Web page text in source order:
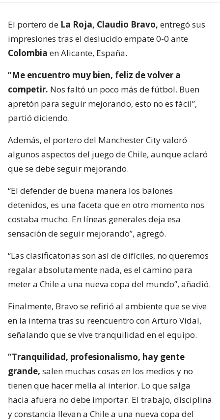
El portero de La Roja, Claudio Bravo, entregó sus
impresiones tras el deslucido empate 0-0 ante
Colombia en Alicante, España.
“Me encuentro muy bien, feliz de volver a
competir. Nos faltó un poco más de fútbol. Buen
apretón para seguir mejorando, esto no es fácil”,
partió diciendo.
Además, el portero del Manchester City valoró
algunos aspectos del juego de Chile, aunque aclaró
que se debe seguir mejorando.
“El defender de buena manera los balones
detenidos, es una faceta que en otro momento nos
costaba mucho. En líneas generales deja esa
sensación de seguir mejorando”, agregó.
“Las clasificatorias son así de difíciles, no queremos
regalar absolutamente nada, es el camino para
meter a Chile a una nueva copa del mundo”, añadió.
Finalmente, Bravo se refirió al ambiente que se vive
en la interna tras su reencuentro con Arturo Vidal,
señalando que se vive tranquilidad en el equipo.
“Tranquilidad, profesionalismo, hay gente
grande, salen muchas cosas en los medios y no
tienen que hacer mella al interior. Lo que salga
hacia afuera no debe importar. El trabajo, disciplina
y constancia llevan a Chile a una nueva copa del